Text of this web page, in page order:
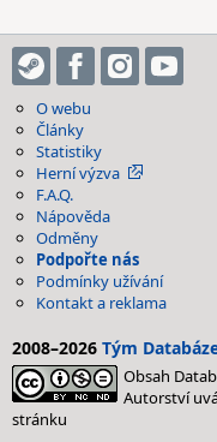
O webu
Články
Statistiky
Herní výzva
F.A.Q.
Nápověda
Odměny
Podpořte nás
Podmínky užívání
Kontakt a reklama
2008–2026 Tým
Obsah
Autorství
stránku